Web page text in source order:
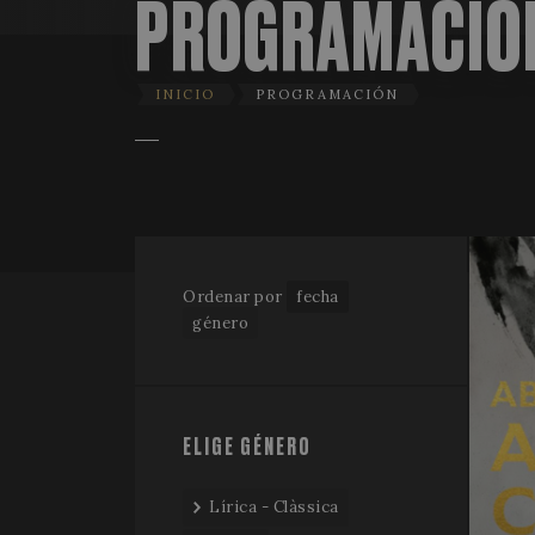
INICIO PROGRAMACIÓN
Ordenar por
fecha
género
ELIGE GÉNERO
Lírica - Clàssica